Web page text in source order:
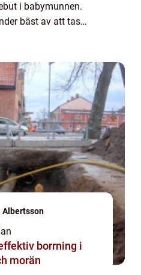
i babymunnen.
bäst av att tas
Albertsson
morän